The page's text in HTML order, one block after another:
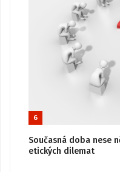
6
Současná doba nese
etických dilemat